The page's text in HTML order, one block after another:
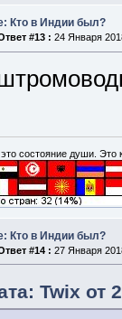
Кто в Индии был?
#13 : 24 Января
состояние души.
Кто в Индии был?
#14 : 27 Января
Twix от